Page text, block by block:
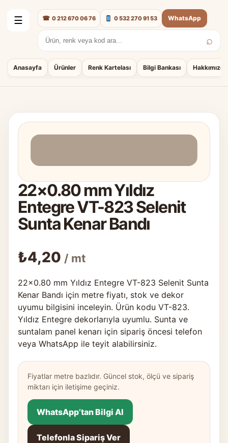
☰
Anasayfa Ürünler Renk Kartelası Bilgi Bankası Hakkımızda
Arama: ⌕
☎ 0 212 670 06 76 0 532 270 91 53 WhatsApp
22×0.80 mm Yıldız
Entegre VT-823 Selenit
Sunta Kenar Bandı
₺4,20 / mt
22×0.80 mm Yıldız Entegre VT-823 Selenit Sunta
Kenar Bandı için metre fiyatı, stok ve dekor
uyumu bilgisini inceleyin. Ürün kodu VT-823.
Yıldız Entegre dekorlarıyla uyumlu. Sunta ve
suntalam panel kenarı için sipariş öncesi telefon
veya WhatsApp ile teyit alabilirsiniz.
Fiyatlar metre bazlıdır. Güncel stok, ölçü ve sipariş
miktarı için iletişime geçiniz.
WhatsApp’tan Bilgi Al
Telefonla Sipariş Ver